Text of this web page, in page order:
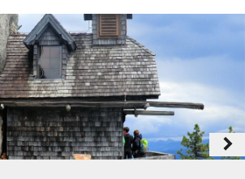
navigate_next